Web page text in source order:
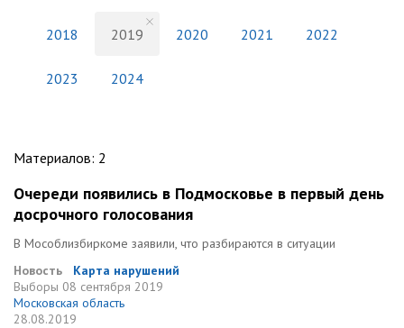
2018 2019 2020 2021 2022
2023 2024
Материалов: 2
Очереди появились в Подмосковье в первый день
досрочного голосования
В Мособлизбиркоме заявили, что разбираются в ситуации
Новость
Карта нарушений
Выборы 08 сентября 2019
Московская область
28.08.2019